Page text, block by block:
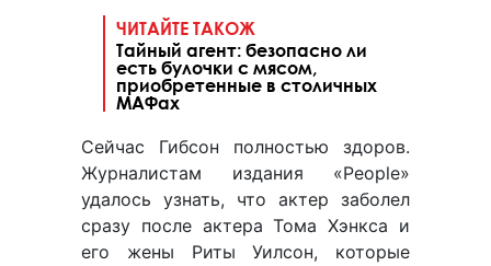
ЧИТАЙТЕ ТАКОЖ
Тайный агент: безопасно ли
есть булочки с мясом,
приобретенные в столичных
МАФах
Сейчас Гибсон полностью здоров.
Журналистам издания «People»
удалось узнать, что актер заболел
сразу после актера Тома Хэнкса и
его жены Риты Уилсон, которые